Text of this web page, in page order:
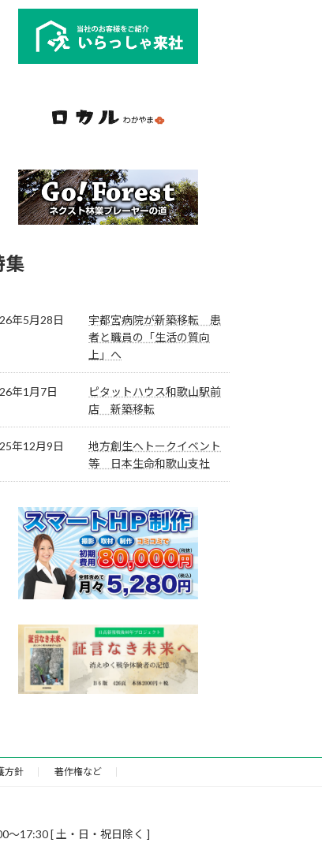
集
年5月28日
宇都宮病院が新築移転 患
者と職員の「生活の質向
上」へ
年1月7日
ピタットハウス和歌山駅前
店 新築移転
年12月9日
地方創生へトークイベント
等 日本生命和歌山支社
方針 著作権など
17:30 [ 土・日・祝日除く ]